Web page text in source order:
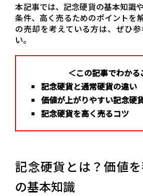
本記事では、記念硬貨の基本知識
条件、高く売るためのポイントを
の売却を考えている方は、ぜひ
い。
＜この記事でわかる
記念硬貨と通常硬貨の違い
価値が上がりやすい記念硬
記念硬貨を高く売るコツ
記念硬貨とは？価値
の基本知識